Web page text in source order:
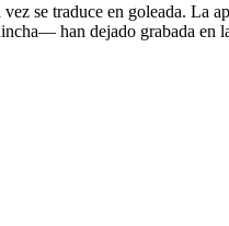
se traduce en goleada. La
han dejado grabada en